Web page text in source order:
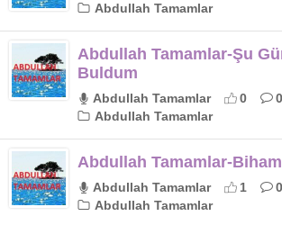
Abdullah Tamamlar
Abdullah Tamamlar-Şu
Buldum
Abdullah Tamamlar 0 0
Abdullah Tamamlar
Abdullah Tamamlar-
Abdullah Tamamlar 1 0
Abdullah Tamamlar